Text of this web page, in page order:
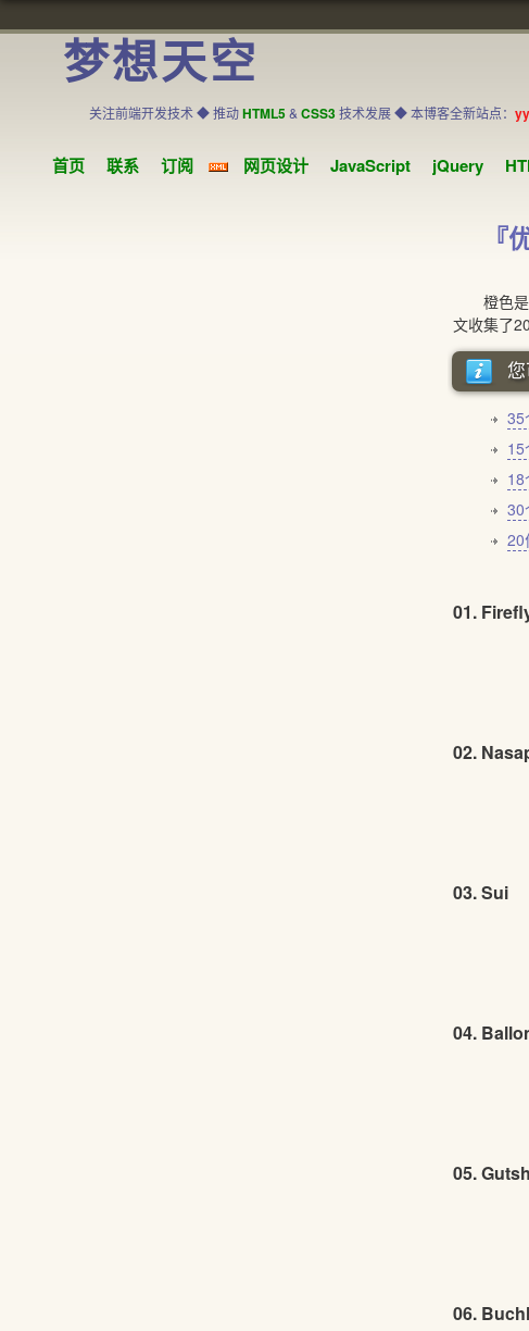
梦想天空
关注前端开发技术 ◆ 推动HTML5& CSS3技术发展 ◆ 本博客全新站点：
首页 联系 订阅 网页设计 JavaScript jQuery
『
橙色是
文收集了
35
15
18
30
20
01.
02.
03. Sui
04.
05.
06.